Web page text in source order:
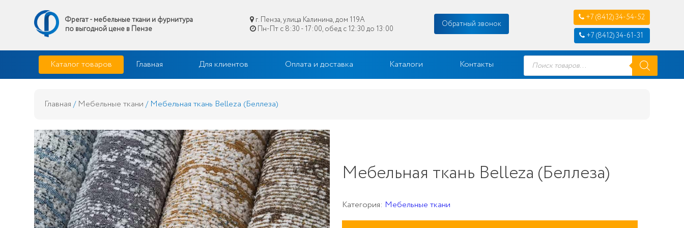
Фрегат - мебельные ткани и фурнитура
по выгодной цене в Пензе
г. Пенза, улица Калинина, дом 119А
Пн-Пт с 8:30 - 17:00, обед с 12:30 до 13:00
Обратный звонок
+7 (8412) 34-54-52
+7 (8412) 34-61-31
Фрегат — мебельные ткани и фурнитура купить по выгодной цене в Пензе
Каталог товаров Главная Для клиентов Оплата и доставка Каталоги Контакты Поиск
товаров
Главная / Мебельные ткани / Мебельная ткань Belleza (Беллеза)
Мебельная ткань Belleza (Беллеза)
Категория: Мебельные ткани